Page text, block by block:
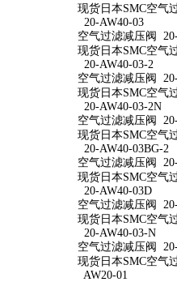
现货日本SMC空气
20-AW40-03
空气过滤减压阀
现货日本SMC空气
20-AW40-03-2
空气过滤减压阀
现货日本SMC空气
20-AW40-03-2N
空气过滤减压阀
现货日本SMC空气
20-AW40-03BG-2
空气过滤减压阀
现货日本SMC空气
20-AW40-03D
空气过滤减压阀
现货日本SMC空气
20-AW40-03-N
空气过滤减压阀
现货日本SMC空气
AW20-01